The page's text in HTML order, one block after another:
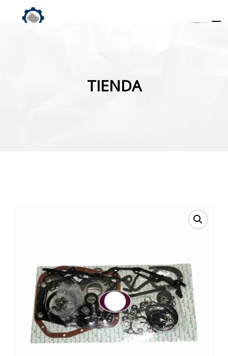
MENU
TIENDA